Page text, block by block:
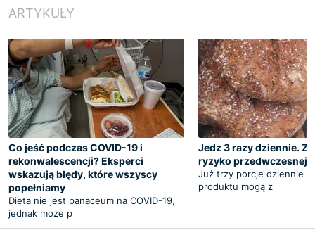
ARTYKUŁY
Co jeść podczas COVID-19 i
rekonwalescencji? Eksperci
wskazują błędy, które wszyscy
popełniamy
Dieta nie jest panaceum na COVID-19,
jednak może p
Jedz 3 razy dziennie.
ryzyko przedwczesnej
Już trzy porcje dziennie
produktu mogą z